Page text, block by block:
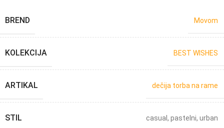
BREND Movom
KOLEKCIJA BEST WISHES
ARTIKAL dečija torba na rame
STIL casual , pastelni, urban